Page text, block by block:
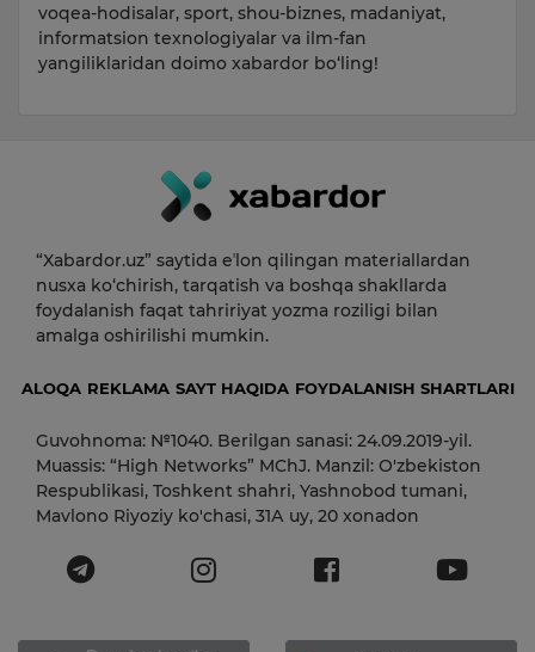
voqea-hodisalar, sport, shou-biznes, madaniyat,
informatsion texnologiyalar va ilm-fan
yangiliklaridan doimo xabardor bo‘ling!
“Xabardor.uz” saytida eʼlon qilingan materiallardan
nusxa ko‘chirish, tarqatish va boshqa shakllarda
foydalanish faqat tahririyat yozma roziligi bilan
amalga oshirilishi mumkin.
ALOQA REKLAMA SAYT HAQIDA FOYDALANISH SHARTLARI
Guvohnoma: №1040. Berilgan sanasi: 24.09.2019-yil.
Muassis: “High Networks” MChJ. Manzil: O'zbekiston
Respublikasi, Toshkent shahri, Yashnobod tumani,
Mavlono Riyoziy ko'chasi, 31А uy, 20 xonadon